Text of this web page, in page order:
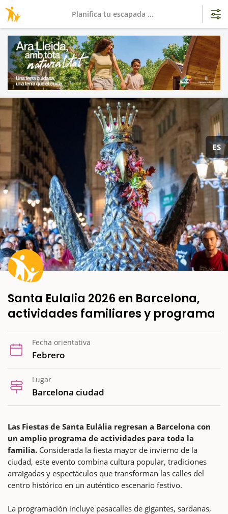
ES
Santa Eulalia 2026 en Barcelona,
actividades familiares y programa
Fecha orientativa
Febrero
Lugar
Barcelona ciudad
Las Fiestas de Santa Eulàlia regresan a Barcelona con
un amplio programa de actividades para toda la
familia. Considerada la fiesta mayor de invierno de la
ciudad, este evento combina cultura popular, tradiciones
arraigadas y espectáculos que transforman las calles del
centro histórico en un auténtico escenario festivo.
La programación incluye pasacalles de gigantes, sardanas,
Planifica tu escapada ...